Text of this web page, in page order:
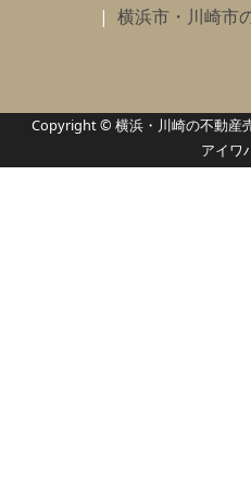
横浜市・川崎市
Copyright © 横浜・川崎の不動産
アイワ